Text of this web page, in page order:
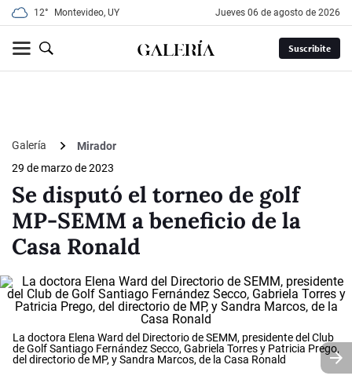
12° Montevideo, UY jueves 06 de agosto de 2026
Suscribite
Galería
Mirador
29 de marzo de 2023
Se disputó el torneo de golf
MP-SEMM a beneficio de la
Casa Ronald
La doctora Elena Ward del Directorio de SEMM, presidente del Club
de Golf Santiago Fernández Secco, Gabriela Torres y Patricia Prego,
del directorio de MP, y Sandra Marcos, de la Casa Ronald